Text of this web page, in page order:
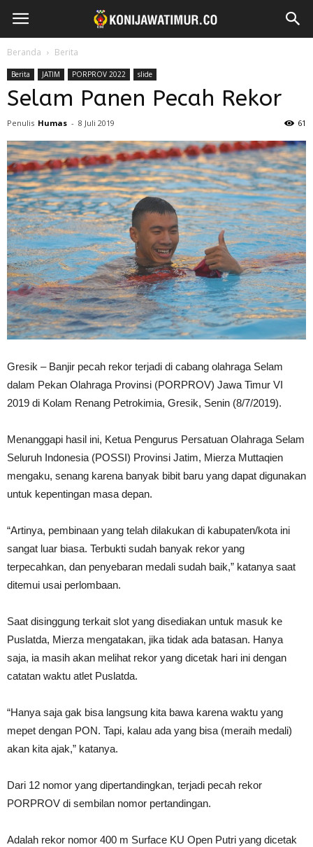
Beranda Berita
Berita JATIM PORPROV 2022 slide
Selam Panen Pecah Rekor
Penulis Humas - 8 Juli 2019 61
Gresik – Banjir pecah rekor terjadi di cabang olahraga Selam
dalam Pekan Olahraga Provinsi (PORPROV) Jawa Timur VI
2019 di Kolam Renang Petrokimia, Gresik, Senin (8/7/2019).
Menanggapi hasil ini, Ketua Pengurus Persatuan Olahraga Selam
Seluruh Indonesia (POSSI) Provinsi Jatim, Mierza Muttaqien
mengaku, senang karena banyak bibit baru yang dapat digunakan
untuk kepentingan masa depan.
“Artinya, pembinaan yang telah dilakukan di kabupaten/kota ini
sangat luar biasa. Terbukti sudah banyak rekor yang
terpecahkan, dan penyebaran medali sudah baik,” katanya saat
ditemui usai perlombaan.
Saat disinggung terkait slot yang disediakan untuk masuk ke
Puslatda, Mierza mengatakan, jika tidak ada batasan. Hanya
saja, ia masih akan melihat rekor yang dicetak hari ini dengan
catatan waktu atlet Puslatda.
“Hanya saja gak bisa langsung kita bawa karena waktu yang
mepet dengan PON. Tapi, kalau ada yang bisa (meraih medali)
akan kita ajak,” katanya.
Dari 12 nomor yang dipertandingkan, terjadi pecah rekor
PORPROV di sembilan nomor pertandingan.
Adalah rekor nomor 400 m Surface KU Open Putri yang dicetak